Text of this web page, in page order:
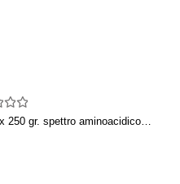
250 gr. spettro aminoacidico…